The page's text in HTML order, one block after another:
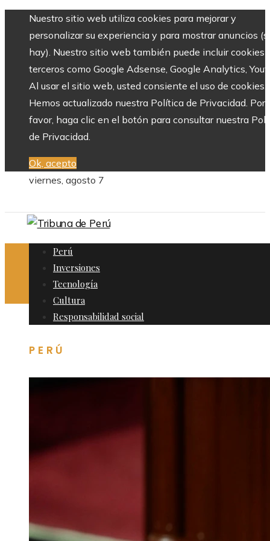
Nuestro sitio web utiliza cookies para mejorar y
personalizar su experiencia y para mostrar anuncios
hay). Nuestro sitio web también puede incluir cookies
terceros como Google Adsense, Google Analytics,
Al usar el sitio web, usted consiente el uso de cookies.
Hemos actualizado nuestra Política de Privacidad. Por
favor, haga clic en el botón para consultar nuestra
de Privacidad.
Ok, acepto
viernes, agosto 7
Perú
Inversiones
Tecnología
Cultura
Responsabilidad social
PERÚ